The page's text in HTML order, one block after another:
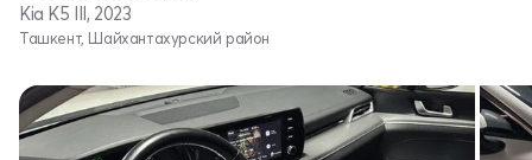
Kia K5 III, 2023
Ташкент, Шайхантахурский район